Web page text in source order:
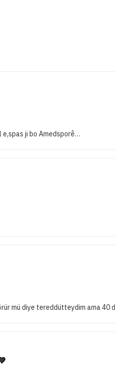
e,spas ji bo Amedsporê…
mü diye tereddütteydim ama 40